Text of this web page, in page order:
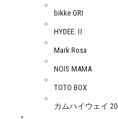
bikke GRI
HYDEE.Ⅱ
Mark Rosa
NOIS MAMA
TOTO BOX
カムハイウェイ 20